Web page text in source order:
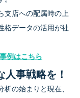
支店への配属時の上
格データの活用が社
例はこちら
事戦略を！
の始まりと現在、